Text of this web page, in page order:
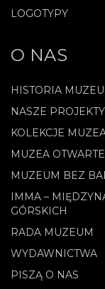
LOGOTYPY
O NAS
HISTORIA
NASZE PROJEKTY
KOLEKCJE
MUZEA OTWARTE
MUZEUM BEZ
IMMA –
GÓRSKICH
RADA MUZEUM
WYDAWNICTWA
PISZĄ O NAS